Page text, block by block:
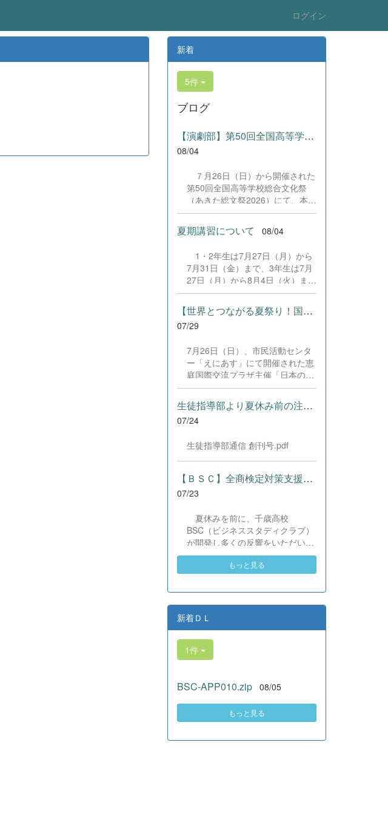
ログイン
新着
5件
ブログ
【演劇部】第50回全国高等学校総合文化祭にて受賞!
08/04
７月26日（日）から開催された
第50回全国高等学校総合文化祭
（あきた総文祭2026）にて、本校
演劇部が「優良賞」及び「舞台美
術賞」を受賞いたしました。大会
当日は、本校の部員たちもこれま
分に発揮し、堂々と舞台に立ちま
した。緊張感のある全国の舞台に
おいて、一人一人が役割を果た
し、心を込めた演技と表現を披露
することができました。 また、
今回の全国大会出場にあたり、多
ました企業の皆様、ならびに心温
まるご寄付や温かいご声援を寄せ
てくださった地域の皆様方に、心
より感謝申し上げます。皆様から
な励みとなり、全国の舞台で最高
のパフォーマンスと演技を届ける
糧に、さらに表現力に磨きをか
ぬご声援をよろしくお願いいたし
夏期講習について 08/04
1・2年生は7月27日（月）から
7月31日（金）まで、3年生は7月
27日（月）から8月4日（火）まで
の日程で、それぞれ学習に取り組
みました。多くの生徒が意欲的に
参加し、これまでの学習内容の復
習や発展的な内容、受験に向けた
られました。夏期講習で身に付け
た学習習慣や知識を、今後の学校
生活や学習に生かし、一人一人が
さらなる成長につなげてくれるこ
とを期待しています。 &nbsp;
【世界とつながる夏祭り！国際教養科の生徒が多文化共生ボランテ...
07/29
7月26日（日）、市民活動センタ
ー「えにあす」にて開催された恵
庭国際交流プラザ主催「日本の夏
祭り体験」に、本校国際教養科の
生徒6名がボランティアとして参
加しました！ 会場にはウクライ
ナ、ネパール、アフガニスタンな
ヨー釣りや綿あめ、盆踊りなどを
満喫。浴衣姿でイベントを彩った
1年生や、経験を生かして頼もし
く場を仕切る3年生など、生徒た
ちは言葉や国境を超えて笑顔で交
は、「国籍や年齢を問わず笑顔で
寄り添い、自分で考えて動く姿が
素晴らしい。異文化理解のマイン
ドが自然と身についている」と、
賞賛の声をいただきました！ 教室
う広いフィールドで本領を発揮す
る教養科生たち。多文化共生社会
を引っ張る頼もしい姿に、誇らし
さでいっぱいです。 教養科生、ど
んどん外へ飛び出そう！ その温か
い心と行動力を磨き、世界を笑顔
生徒指導部より夏休み前の注意事項
07/24
生徒指導部通信 創刊号.pdf
【ＢＳＣ】全商検定対策支援ポータルサイト「Compath（コンパス）...
07/23
夏休みを前に、千歳高校
BSC（ビジネススタディクラブ）
が開発し多くの反響をいただいて
いる、全商検定合格支援ポータル
サイト『Compath（コンパス）』
ました。 今回もユーザーの皆様
からいただいたアンケートのご意
見をもとに、BSC部員のプログラ
ミングチームがデバッグ（不具合
修正）から新機能の実装までを行
いました。今回のアップデートで
は、ビジネス計算・簿記・ビジネ
務分析・ビジネスコミュニケーシ
の更新プログラムを一挙にリリー
スしました。 具体的には、各検
もっと見る
新着ＤＬ
1件
BSC-APP010.zip 08/05
もっと見る